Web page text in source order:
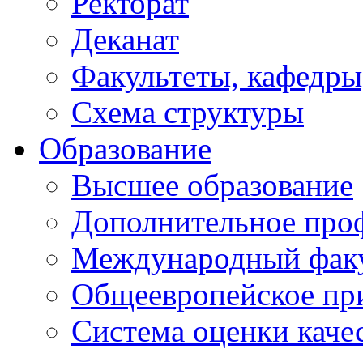
Деканат
Факультеты,
Схема структуры
Образование
Высшее образование
Дополнительное
Международный
Общеевропейское
Система оценки